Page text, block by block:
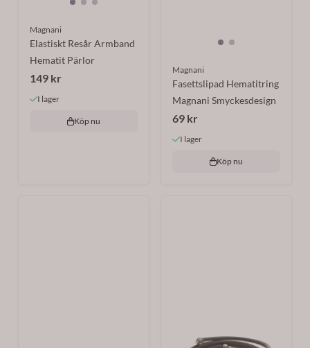
Magnani
Elastiskt Resår Armband
Hematit Pärlor
149 kr
I lager
Köp nu
Magnani
Fasettslipad Hematitring
Magnani Smyckesdesign
69 kr
I lager
Köp nu